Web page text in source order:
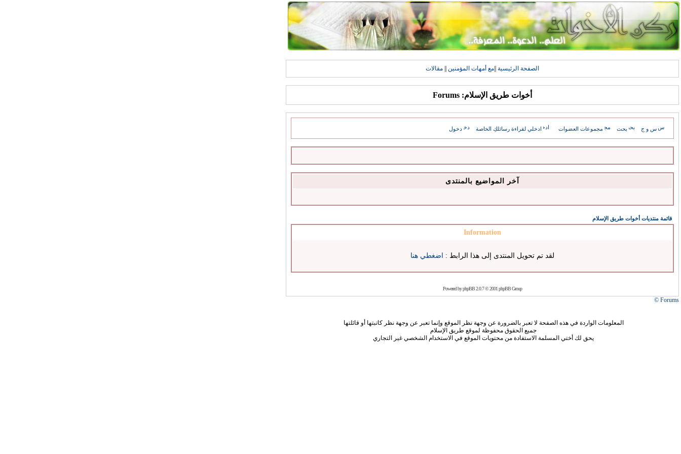
الصفحة الرئيسية مع أمهات المؤمنين مقالات
أخوات طريق الإسلام: Forums
س و ج بحث مجموعات العضوات ادخلي لقراءة رسائلكِ الخاصة دخول
آخر المواضيع بالمنتدى
قائمة منتديات أخوات طريق الإسلام
Information
لقد تم تحويل المنتدى إلى هذا الرابط : اضغطي هنا
Powered byphpBB2.0.7 © 2001 phpBB Group
Forums ©
المعلومات الواردة في هذه الصفحة لا تعبر بالضرورة عن وجهة نظر الموقع وإنما تعبر عن وجهة نظر كاتبتها أو قائلتها
جميع الحقوق محفوظة لموقع طريق الإسلام
يحق لك أختي المسلمة الاستفادة من محتويات الموقع في الاستخدام الشخصي غير التجاري